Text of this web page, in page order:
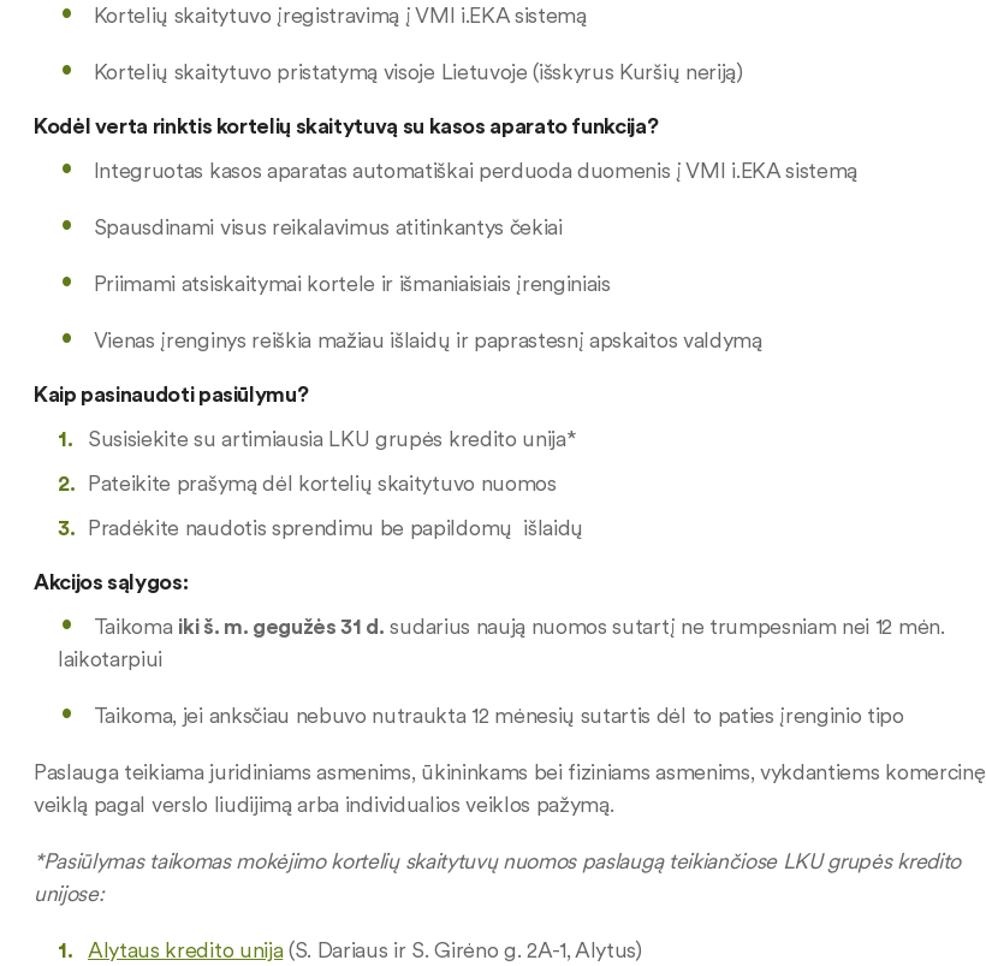
Kortelių skaitytuvo įregistravimą į VMI i.EKA sistemą
Kortelių skaitytuvo pristatymą visoje Lietuvoje (išskyrus Kuršių neriją)
Kodėl verta rinktis kortelių skaitytuvą su kasos aparato funkcija?
Integruotas kasos aparatas automatiškai perduoda duomenis į VMI i.EKA sistemą
Spausdinami visus reikalavimus atitinkantys čekiai
Priimami atsiskaitymai kortele ir išmaniaisiais įrenginiais
Vienas įrenginys reiškia mažiau išlaidų ir paprastesnį apskaitos valdymą
Kaip pasinaudoti pasiūlymu?
Susisiekite su artimiausia LKU grupės kredito unija*
Pateikite prašymą dėl kortelių skaitytuvo nuomos
Pradėkite naudotis sprendimu be papildomų išlaidų
Akcijos sąlygos:
Taikoma iki š. m. gegužės 31 d. sudarius naują nuomos sutartį ne trumpesniam nei 12 mėn.
laikotarpiui
Taikoma, jei anksčiau nebuvo nutraukta 12 mėnesių sutartis dėl to paties įrenginio tipo
Paslauga teikiama juridiniams asmenims, ūkininkams bei fiziniams asmenims, vykdantiems komercinę
veiklą pagal verslo liudijimą arba individualios veiklos pažymą.
*Pasiūlymas taikomas mokėjimo kortelių skaitytuvų nuomos paslaugą teikiančiose LKU grupės kredito
unijose:
Alytaus kredito unija(S. Dariaus ir S. Girėno g. 2A-1, Alytus)